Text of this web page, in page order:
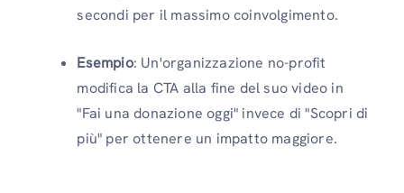
secondi per il massimo coinvolgimento.
Esempio: Un'organizzazione no-profit
modifica la CTA alla fine del suo video in
"Fai una donazione oggi" invece di "Scopri di
più" per ottenere un impatto maggiore.